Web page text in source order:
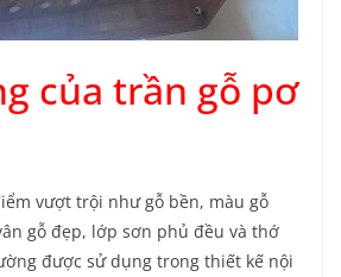
của trần gỗ pơ
vượt trội như gỗ bền, màu gỗ
gỗ đẹp, lớp sơn phủ đều và thớ
được sử dụng trong thiết kế nội